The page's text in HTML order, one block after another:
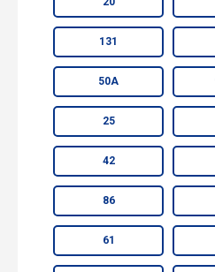
131
50А
25
42
86
61